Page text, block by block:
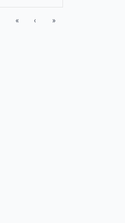
« ‹ »